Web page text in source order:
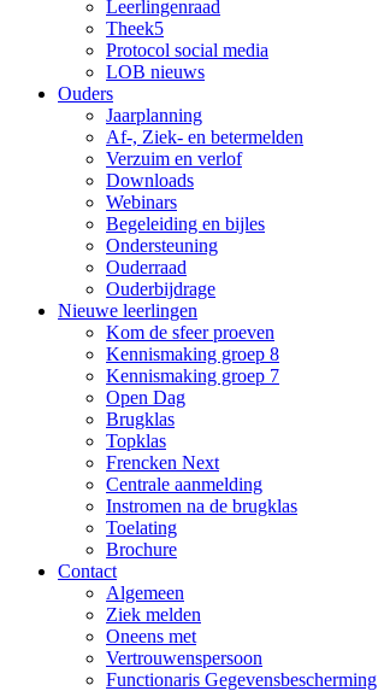
Leerlingenraad
Theek5
Protocol social media
LOB nieuws
Ouders
Jaarplanning
Af-, Ziek- en betermelden
Verzuim en verlof
Downloads
Webinars
Begeleiding en bijles
Ondersteuning
Ouderraad
Ouderbijdrage
Nieuwe leerlingen
Kom de sfeer proeven
Kennismaking groep 8
Kennismaking groep 7
Open Dag
Brugklas
Topklas
Frencken Next
Centrale aanmelding
Instromen na de brugklas
Toelating
Brochure
Contact
Algemeen
Ziek melden
Oneens met
Vertrouwenspersoon
Functionaris Gegevensbescherming